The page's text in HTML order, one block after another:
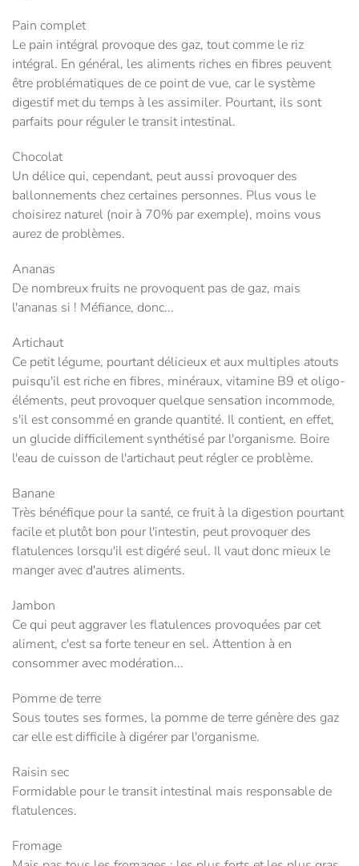
Pain complet
Le pain intégral provoque des gaz, tout comme le riz
intégral. En général, les aliments riches en fibres peuvent
être problématiques de ce point de vue, car le système
digestif met du temps à les assimiler. Pourtant, ils sont
parfaits pour réguler le transit intestinal.
Chocolat
Un délice qui, cependant, peut aussi provoquer des
ballonnements chez certaines personnes. Plus vous le
choisirez naturel (noir à 70% par exemple), moins vous
aurez de problèmes.
Ananas
De nombreux fruits ne provoquent pas de gaz, mais
l'ananas si ! Méfiance, donc...
Artichaut
Ce petit légume, pourtant délicieux et aux multiples atouts
puisqu'il est riche en fibres, minéraux, vitamine B9 et oligo-
éléments, peut provoquer quelque sensation incommode,
s'il est consommé en grande quantité. Il contient, en effet,
un glucide difficilement synthétisé par l'organisme. Boire
l'eau de cuisson de l'artichaut peut régler ce problème.
Banane
Très bénéfique pour la santé, ce fruit à la digestion pourtant
facile et plutôt bon pour l'intestin, peut provoquer des
flatulences lorsqu'il est digéré seul. Il vaut donc mieux le
manger avec d'autres aliments.
Jambon
Ce qui peut aggraver les flatulences provoquées par cet
aliment, c'est sa forte teneur en sel. Attention à en
consommer avec modération...
Pomme de terre
Sous toutes ses formes, la pomme de terre génère des gaz
car elle est difficile à digérer par l'organisme.
Raisin sec
Formidable pour le transit intestinal mais responsable de
flatulences.
Fromage